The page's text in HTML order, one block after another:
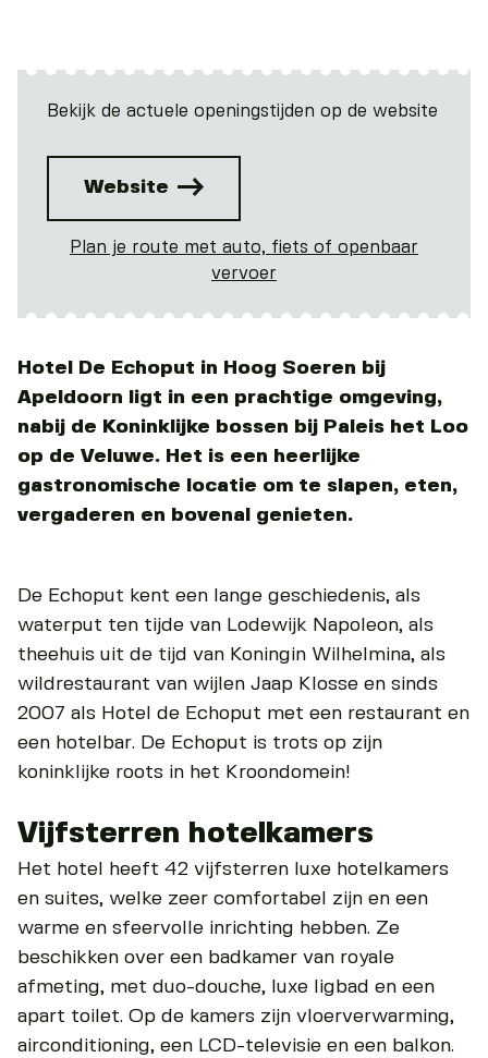
Bekijk de actuele openingstijden op de website
Website
Plan je route met auto, fiets of openbaar
vervoer
Hotel De Echoput in Hoog Soeren bij
Apeldoorn ligt in een prachtige omgeving,
nabij de Koninklijke bossen bij Paleis het Loo
op de Veluwe. Het is een heerlijke
gastronomische locatie om te slapen, eten,
vergaderen en bovenal genieten.
De Echoput kent een lange geschiedenis, als
waterput ten tijde van Lodewijk Napoleon, als
theehuis uit de tijd van Koningin Wilhelmina, als
wildrestaurant van wijlen Jaap Klosse en sinds
2007 als Hotel de Echoput met een restaurant en
een hotelbar. De Echoput is trots op zijn
koninklijke roots in het Kroondomein!
Vijfsterren hotelkamers
Het hotel heeft 42 vijfsterren luxe hotelkamers
en suites, welke zeer comfortabel zijn en een
warme en sfeervolle inrichting hebben. Ze
beschikken over een badkamer van royale
afmeting, met duo-douche, luxe ligbad en een
apart toilet. Op de kamers zijn vloerverwarming,
airconditioning, een LCD-televisie en een balkon.